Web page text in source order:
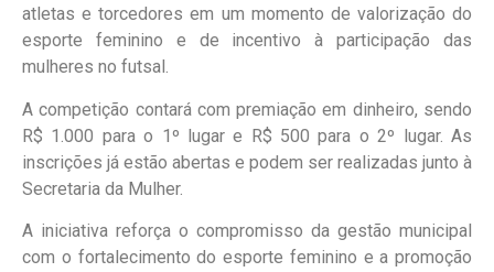
atletas e torcedores em um momento de valorização do
esporte feminino e de incentivo à participação das
mulheres no futsal.
A competição contará com premiação em dinheiro, sendo
R$ 1.000 para o 1º lugar e R$ 500 para o 2º lugar. As
inscrições já estão abertas e podem ser realizadas junto à
Secretaria da Mulher.
A iniciativa reforça o compromisso da gestão municipal
com o fortalecimento do esporte feminino e a promoção